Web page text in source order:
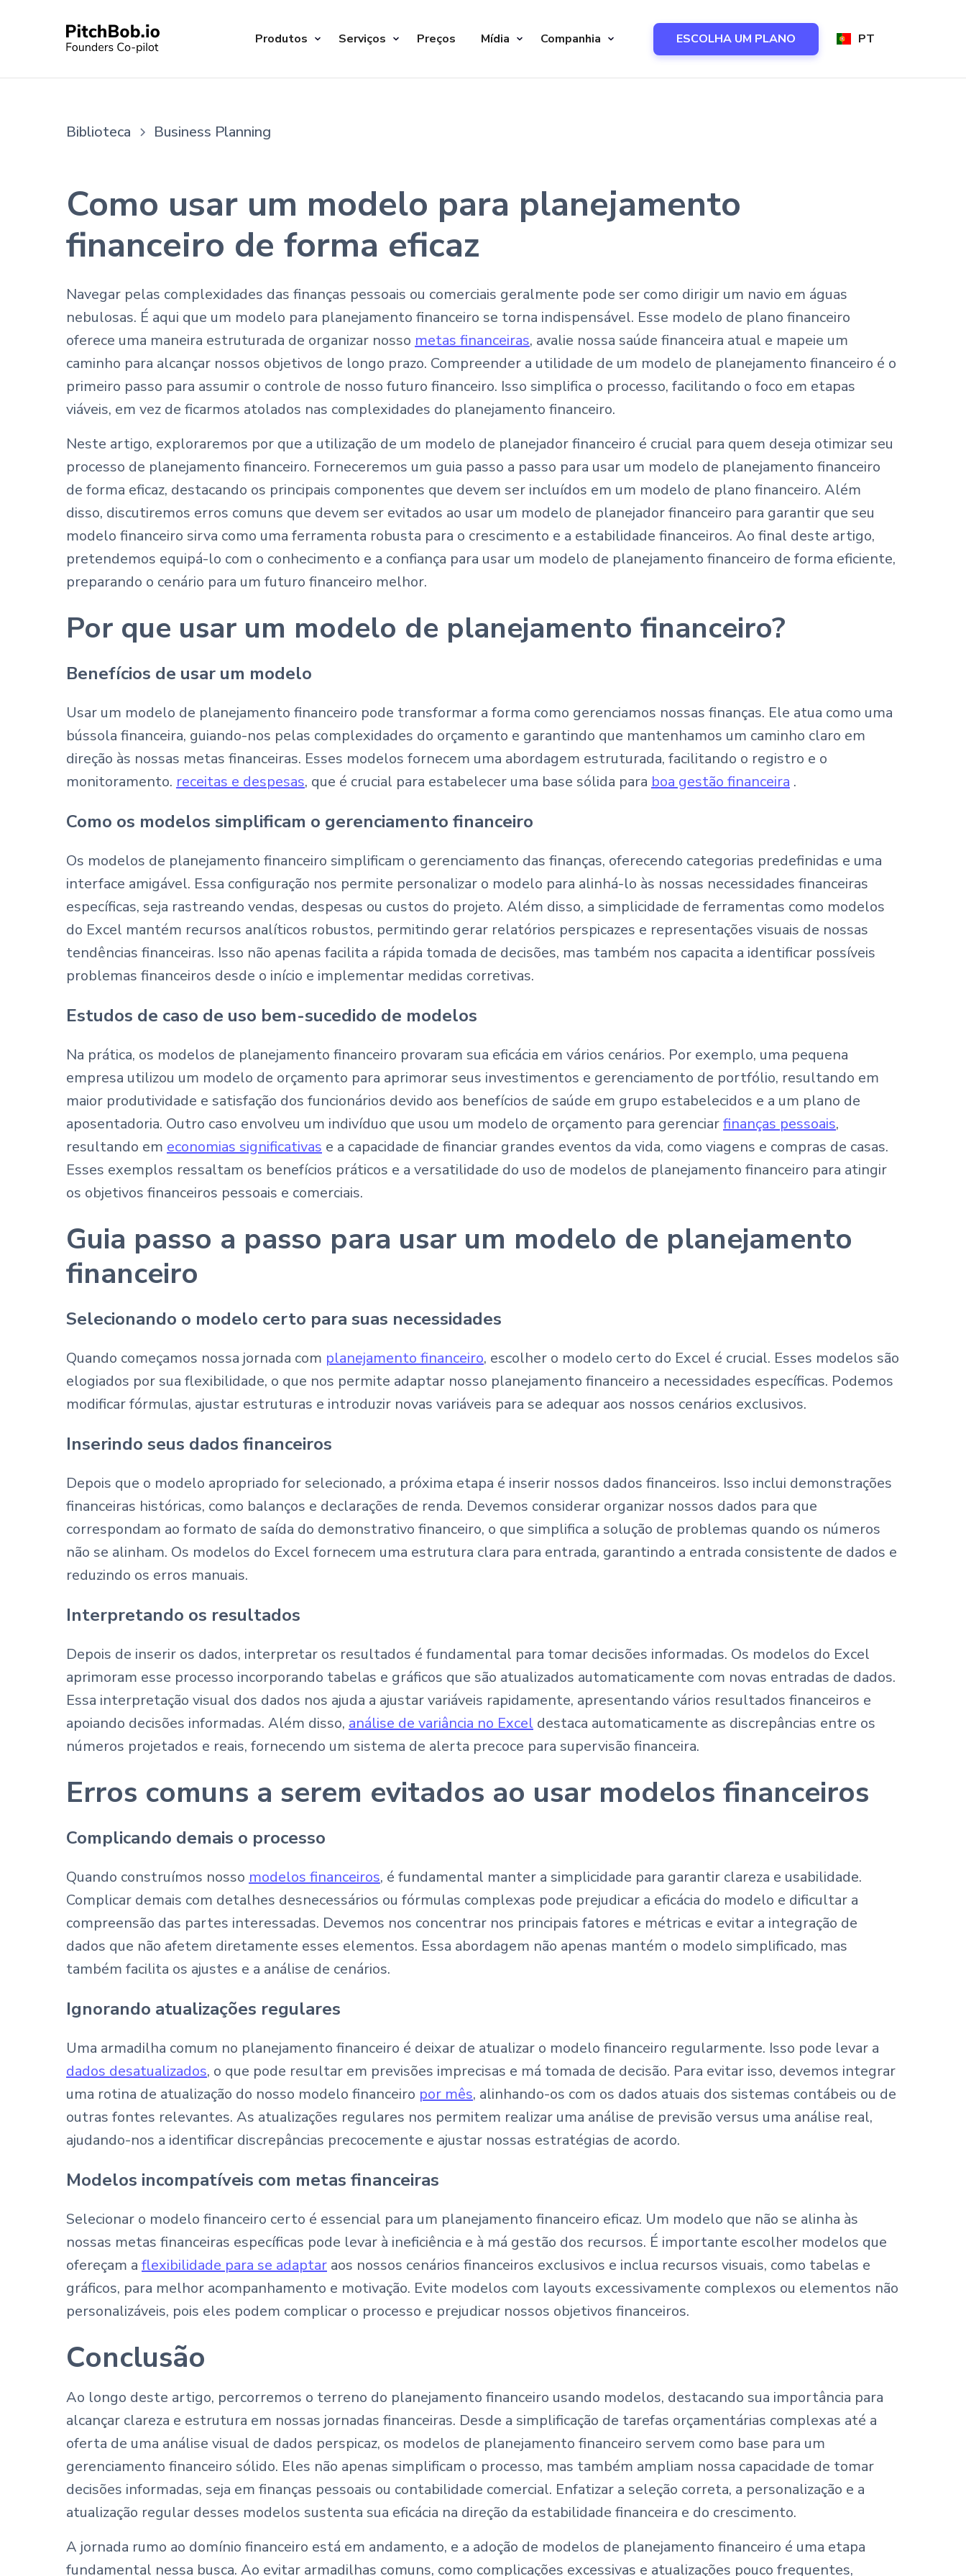
Produtos Serviços Preços Mídia Companhia ESCOLHA UM PLANO PT
Biblioteca Business Planning
Como usar um modelo para planejamento
financeiro de forma eficaz
Navegar pelas complexidades das finanças pessoais ou comerciais geralmente pode ser como dirigir um navio em águas
nebulosas. É aqui que um modelo para planejamento financeiro se torna indispensável. Esse modelo de plano financeiro
oferece uma maneira estruturada de organizar nosso metas financeiras, avalie nossa saúde financeira atual e mapeie um
caminho para alcançar nossos objetivos de longo prazo. Compreender a utilidade de um modelo de planejamento financeiro é o
primeiro passo para assumir o controle de nosso futuro financeiro. Isso simplifica o processo, facilitando o foco em etapas
viáveis, em vez de ficarmos atolados nas complexidades do planejamento financeiro.
Neste artigo, exploraremos por que a utilização de um modelo de planejador financeiro é crucial para quem deseja otimizar seu
processo de planejamento financeiro. Forneceremos um guia passo a passo para usar um modelo de planejamento financeiro
de forma eficaz, destacando os principais componentes que devem ser incluídos em um modelo de plano financeiro. Além
disso, discutiremos erros comuns que devem ser evitados ao usar um modelo de planejador financeiro para garantir que seu
modelo financeiro sirva como uma ferramenta robusta para o crescimento e a estabilidade financeiros. Ao final deste artigo,
pretendemos equipá-lo com o conhecimento e a confiança para usar um modelo de planejamento financeiro de forma eficiente,
preparando o cenário para um futuro financeiro melhor.
Por que usar um modelo de planejamento financeiro?
Benefícios de usar um modelo
Usar um modelo de planejamento financeiro pode transformar a forma como gerenciamos nossas finanças. Ele atua como uma
bússola financeira, guiando-nos pelas complexidades do orçamento e garantindo que mantenhamos um caminho claro em
direção às nossas metas financeiras. Esses modelos fornecem uma abordagem estruturada, facilitando o registro e o
monitoramento. receitas e despesas, que é crucial para estabelecer uma base sólida para boa gestão financeira .
Como os modelos simplificam o gerenciamento financeiro
Os modelos de planejamento financeiro simplificam o gerenciamento das finanças, oferecendo categorias predefinidas e uma
interface amigável. Essa configuração nos permite personalizar o modelo para alinhá-lo às nossas necessidades financeiras
específicas, seja rastreando vendas, despesas ou custos do projeto. Além disso, a simplicidade de ferramentas como modelos
do Excel mantém recursos analíticos robustos, permitindo gerar relatórios perspicazes e representações visuais de nossas
tendências financeiras. Isso não apenas facilita a rápida tomada de decisões, mas também nos capacita a identificar possíveis
problemas financeiros desde o início e implementar medidas corretivas.
Estudos de caso de uso bem-sucedido de modelos
Na prática, os modelos de planejamento financeiro provaram sua eficácia em vários cenários. Por exemplo, uma pequena
empresa utilizou um modelo de orçamento para aprimorar seus investimentos e gerenciamento de portfólio, resultando em
maior produtividade e satisfação dos funcionários devido aos benefícios de saúde em grupo estabelecidos e a um plano de
aposentadoria. Outro caso envolveu um indivíduo que usou um modelo de orçamento para gerenciarfinanças pessoais,
resultando em economias significativas e a capacidade de financiar grandes eventos da vida, como viagens e compras de casas.
Esses exemplos ressaltam os benefícios práticos e a versatilidade do uso de modelos de planejamento financeiro para atingir
os objetivos financeiros pessoais e comerciais.
Guia passo a passo para usar um modelo de planejamento
financeiro
Selecionando o modelo certo para suas necessidades
Quando começamos nossa jornada com planejamento financeiro, escolher o modelo certo do Excel é crucial. Esses modelos são
elogiados por sua flexibilidade, o que nos permite adaptar nosso planejamento financeiro a necessidades específicas. Podemos
modificar fórmulas, ajustar estruturas e introduzir novas variáveis para se adequar aos nossos cenários exclusivos.
Inserindo seus dados financeiros
Depois que o modelo apropriado for selecionado, a próxima etapa é inserir nossos dados financeiros. Isso inclui demonstrações
financeiras históricas, como balanços e declarações de renda. Devemos considerar organizar nossos dados para que
correspondam ao formato de saída do demonstrativo financeiro, o que simplifica a solução de problemas quando os números
não se alinham. Os modelos do Excel fornecem uma estrutura clara para entrada, garantindo a entrada consistente de dados e
reduzindo os erros manuais.
Interpretando os resultados
Depois de inserir os dados, interpretar os resultados é fundamental para tomar decisões informadas. Os modelos do Excel
aprimoram esse processo incorporando tabelas e gráficos que são atualizados automaticamente com novas entradas de dados.
Essa interpretação visual dos dados nos ajuda a ajustar variáveis rapidamente, apresentando vários resultados financeiros e
apoiando decisões informadas. Além disso, análise de variância no Excel destaca automaticamente as discrepâncias entre os
números projetados e reais, fornecendo um sistema de alerta precoce para supervisão financeira.
Erros comuns a serem evitados ao usar modelos financeiros
Complicando demais o processo
Quando construímos nosso modelos financeiros, é fundamental manter a simplicidade para garantir clareza e usabilidade.
Complicar demais com detalhes desnecessários ou fórmulas complexas pode prejudicar a eficácia do modelo e dificultar a
compreensão das partes interessadas. Devemos nos concentrar nos principais fatores e métricas e evitar a integração de
dados que não afetem diretamente esses elementos. Essa abordagem não apenas mantém o modelo simplificado, mas
também facilita os ajustes e a análise de cenários.
Ignorando atualizações regulares
Uma armadilha comum no planejamento financeiro é deixar de atualizar o modelo financeiro regularmente. Isso pode levar a
dados desatualizados, o que pode resultar em previsões imprecisas e má tomada de decisão. Para evitar isso, devemos integrar
uma rotina de atualização do nosso modelo financeiro por mês, alinhando-os com os dados atuais dos sistemas contábeis ou de
outras fontes relevantes. As atualizações regulares nos permitem realizar uma análise de previsão versus uma análise real,
ajudando-nos a identificar discrepâncias precocemente e ajustar nossas estratégias de acordo.
Modelos incompatíveis com metas financeiras
Selecionar o modelo financeiro certo é essencial para um planejamento financeiro eficaz. Um modelo que não se alinha às
nossas metas financeiras específicas pode levar à ineficiência e à má gestão dos recursos. É importante escolher modelos que
ofereçam a flexibilidade para se adaptar aos nossos cenários financeiros exclusivos e inclua recursos visuais, como tabelas e
gráficos, para melhor acompanhamento e motivação. Evite modelos com layouts excessivamente complexos ou elementos não
personalizáveis, pois eles podem complicar o processo e prejudicar nossos objetivos financeiros.
Conclusão
Ao longo deste artigo, percorremos o terreno do planejamento financeiro usando modelos, destacando sua importância para
alcançar clareza e estrutura em nossas jornadas financeiras. Desde a simplificação de tarefas orçamentárias complexas até a
oferta de uma análise visual de dados perspicaz, os modelos de planejamento financeiro servem como base para um
gerenciamento financeiro sólido. Eles não apenas simplificam o processo, mas também ampliam nossa capacidade de tomar
decisões informadas, seja em finanças pessoais ou contabilidade comercial. Enfatizar a seleção correta, a personalização e a
atualização regular desses modelos sustenta sua eficácia na direção da estabilidade financeira e do crescimento.
A jornada rumo ao domínio financeiro está em andamento, e a adoção de modelos de planejamento financeiro é uma etapa
fundamental nessa busca. Ao evitar armadilhas comuns, como complicações excessivas e atualizações pouco frequentes,